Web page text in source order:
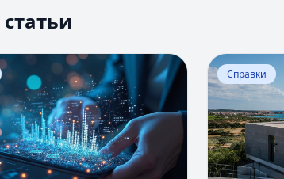
Оценка вероятности банкротстваПерейти к
Справки